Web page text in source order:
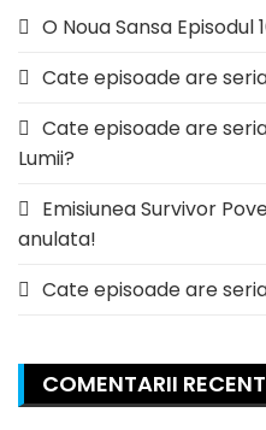
O Noua Sansa Episodul
Cate episoade are
Cate episoade are
Lumii?
Emisiunea Survivor
anulata!
Cate episoade are
COMENTARII